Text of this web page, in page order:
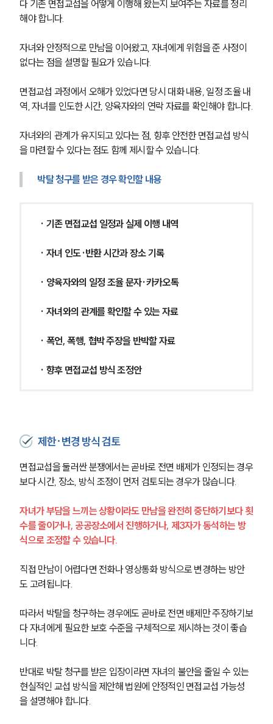
구성원 소개
언론보도
공지사항
법률 블로그
법률서식
뉴스레터/브로슈어
대륜법률상담예약
다 기존 면접교섭을 어떻게 이행해 왔는지 보여주는 자료를 정리
해야 합니다.
자녀와 안정적으로 만남을 이어왔고, 자녀에게 위험을 준 사정이
없다는 점을 설명할 필요가 있습니다.
면접교섭 과정에서 오해가 있었다면 당시 대화 내용, 일정 조율 내
역, 자녀를 인도한 시간, 양육자와의 연락 자료를 확인해야 합니다.
자녀와의 관계가 유지되고 있다는 점, 향후 안전한 면접교섭 방식
을 마련할 수 있다는 점도 함께 제시할 수 있습니다.
박탈 청구를 받은 경우 확인할 내용
· 기존 면접교섭 일정과 실제 이행 내역
· 자녀 인도·반환 시간과 장소 기록
· 양육자와의 일정 조율 문자·카카오톡
· 자녀와의 관계를 확인할 수 있는 자료
· 폭언, 폭행, 협박 주장을 반박할 자료
· 향후 면접교섭 방식 조정안
제한·변경 방식 검토
면접교섭을 둘러싼 분쟁에서는 곧바로 전면 배제가 인정되는 경우
보다 시간, 장소, 방식 조정이 먼저 검토되는 경우가 많습니다.
자녀가 부담을 느끼는 상황이라도 만남을 완전히 중단하기보다 횟
수를 줄이거나, 공공장소에서 진행하거나, 제3자가 동석하는 방
식으로 조정할 수 있습니다.
직접 만남이 어렵다면 전화나 영상통화 방식으로 변경하는 방안
도 고려됩니다.
따라서 박탈을 청구하는 경우에도 곧바로 전면 배제만 주장하기보
다 자녀에게 필요한 보호 수준을 구체적으로 제시하는 것이 좋습
니다.
반대로 박탈 청구를 받은 입장이라면 자녀의 불안을 줄일 수 있는
현실적인 교섭 방식을 제안해 법원에 안정적인 면접교섭 가능성
을 설명해야 합니다.